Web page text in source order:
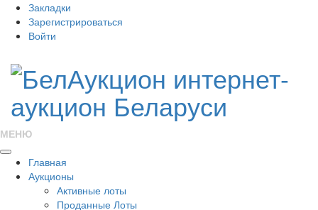
Закладки
Зарегистрироваться
Войти
МЕНЮ
Главная
Аукционы
Активные лоты
Проданные Лоты